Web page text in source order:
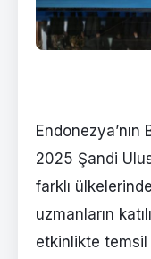
Endonezya’nın
2025 Şandi
farklı
uzmanların
etkinlikte temsil